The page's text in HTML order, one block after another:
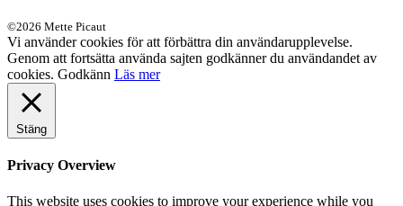
©2026 Mette Picaut
Vi använder cookies för att förbättra din användarupplevelse.
Genom att fortsätta använda sajten godkänner du användandet av
cookies. Godkänn Läs mer
Stäng
Privacy Overview
This website uses cookies to improve your experience while you